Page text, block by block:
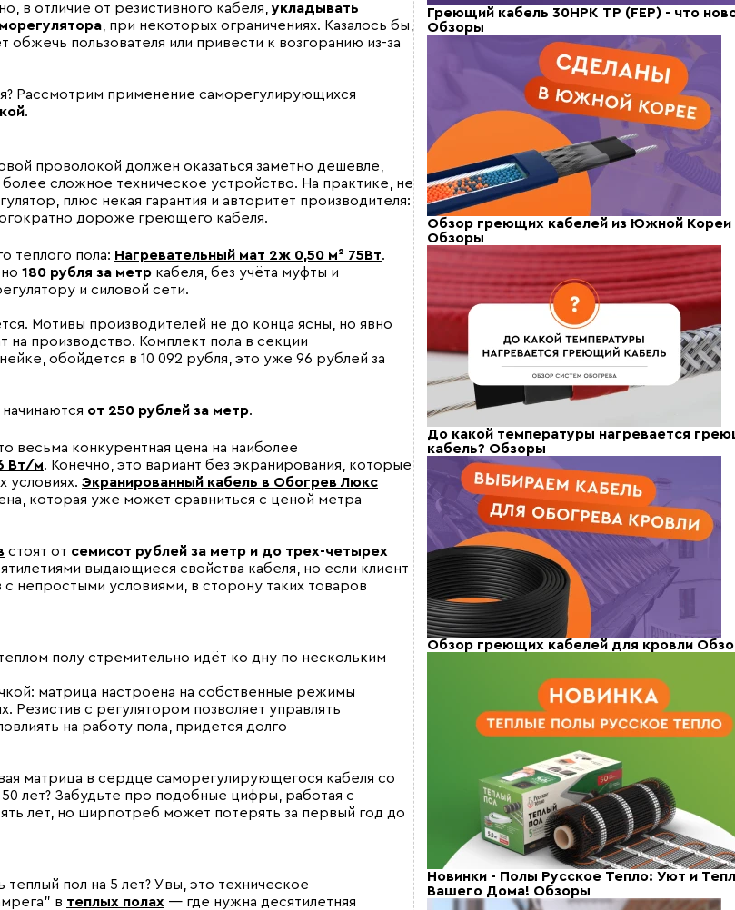
в отличие от резистивного кабеля, укладывать
, при некоторых ограничениях. Казалось бы,
пользователя или привести к возгоранию из-за
Рассмотрим применение саморегулирующихся
.
проволокой должен оказаться заметно дешевле,
сложное техническое устройство. На практике, не
плюс некая гарантия и авторитет производителя:
дороже греющего кабеля.
теплого пола: Нагревательный мат 2ж 0,50 м² 75Вт.
180 рубля за метр кабеля, без учёта муфты и
и силовой сети.
Мотивы производителей не до конца ясны, но явно
на производство. Комплект пола в секции
обойдется в 10 092 рубля, это уже 96 рублей за
от 250 рублей за метр.
весьма конкурентная цена на наиболее
Вт/м. Конечно, это вариант без экранирования, которые
условиях. Экранированный кабель в Обогрев Люкс
которая уже может сравниться с ценой метра
стоят от семисот рублей за метр и до трех-четырех
выдающиеся свойства кабеля, но если клиент
непростыми условиями, в сторону таких товаров
полу стремительно идёт ко дну по нескольким
матрица настроена на собственные режимы
Резистив с регулятором позволяет управлять
на работу пола, придется долго
матрица в сердце саморегулирующегося кабеля со
лет? Забудьте про подобные цифры, работая с
лет, но ширпотреб может потерять за первый год до
пол на 5 лет? Увы, это техническое
в теплых полах — где нужна десятилетняя
Греющий кабель 30НРК ТР (FEP) - что
Обзоры
Обзор греющих кабелей из Южной Кореи
Обзоры
До какой температуры нагревается
кабель? Обзоры
Обзор греющих кабелей для кровли
Новинки - Полы Русское Тепло: Уют и
Вашего Дома! Обзоры